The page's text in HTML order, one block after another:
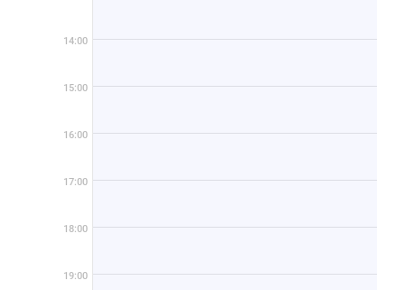
14:00
15:00
16:00
17:00
18:00
19:00